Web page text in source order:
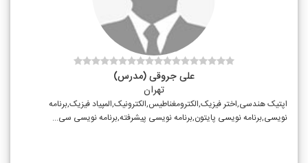
علی جروقی (مدرس)
تهران
اپتیک هندسی,اختر فیزیک,الکترومغناطیس,الکترونیک,المپیاد فیزیک,برنامه
نویسی,برنامه نویسی پایتون,برنامه نویسی پیشرفته,برنامه نویسی سی...